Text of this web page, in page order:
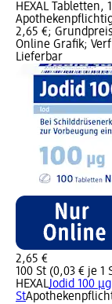
HEXAL Tabletten,
2,65 €;
Online Grafik;
Lieferbar
2,65 €
100 St (0,03 € je 1
HEXALJodid 100
St